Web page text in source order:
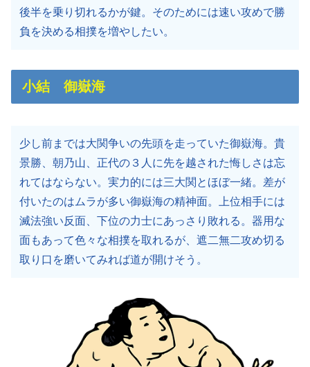
後半を乗り切れるかが鍵。そのためには速い攻めで勝
負を決める相撲を増やしたい。
小結 御嶽海
少し前までは大関争いの先頭を走っていた御嶽海。貴
景勝、朝乃山、正代の３人に先を越された悔しさは忘
れてはならない。実力的には三大関とほぼ一緒。差が
付いたのはムラが多い御嶽海の精神面。上位相手には
滅法強い反面、下位の力士にあっさり敗れる。器用な
面もあって色々な相撲を取れるが、遮二無二攻め切る
取り口を磨いてみれば道が開けそう。